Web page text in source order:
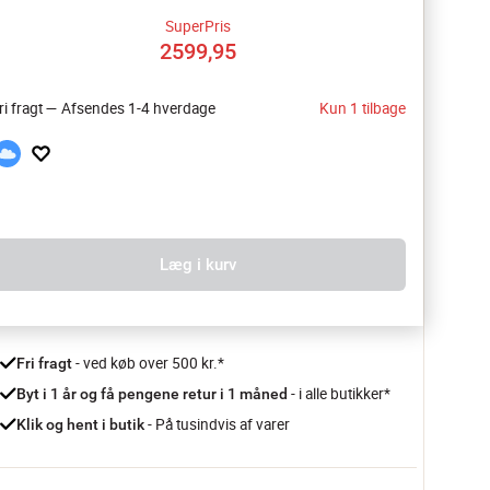
SuperPris
2599,95
fragt — Afsendes 1-4 hverdage Kun 1 tilbage
Læg i kurv
Fri fragt - ved køb over 500 kr.*
Byt i 1 år og få pengene retur i 1 måned - i alle butikker*
Klik og hent i butik - På tusindvis af varer